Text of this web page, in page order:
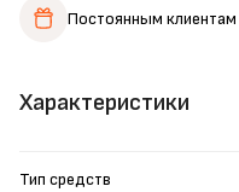
Характеристики
Тип средств
Постоянным клиентам